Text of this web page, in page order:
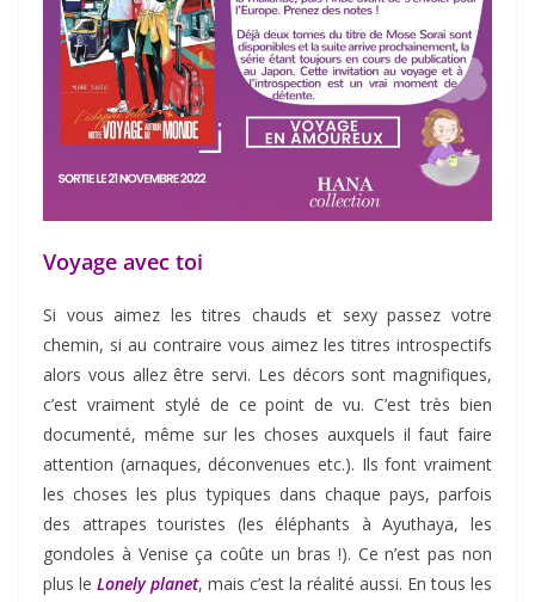
Voyage avec toi
Si vous aimez les titres chauds et sexy passez votre
chemin, si au contraire vous aimez les titres introspectifs
alors vous allez être servi. Les décors sont magnifiques,
c’est vraiment stylé de ce point de vu. C’est très bien
documenté, même sur les choses auxquels il faut faire
attention (arnaques, déconvenues etc.). Ils font vraiment
les choses les plus typiques dans chaque pays, parfois
des attrapes touristes (les éléphants à Ayuthaya, les
gondoles à Venise ça coûte un bras !). Ce n’est pas non
plus le Lonely planet, mais c’est la réalité aussi. En tous les